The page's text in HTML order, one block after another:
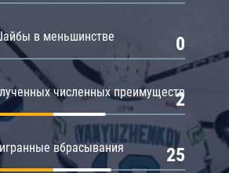
в меньшинстве 0
численных преимуществ
2
вбрасывания 25